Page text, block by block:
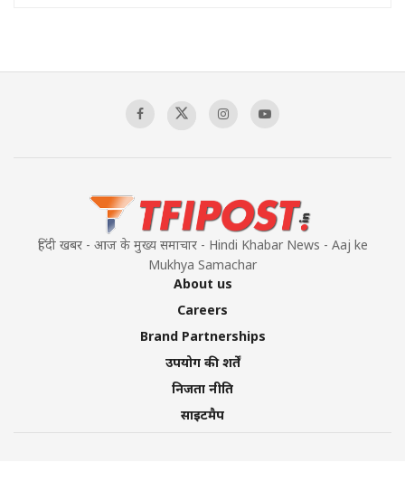
हिंदी खबर - आज के मुख्य समाचार - Hindi Khabar News - Aaj ke
Mukhya Samachar
About us
Careers
Brand Partnerships
उपयोग की शर्तें
निजता नीति
साइटमैप